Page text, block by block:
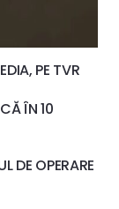
PE TVR
ÎN 10
DE OPERARE